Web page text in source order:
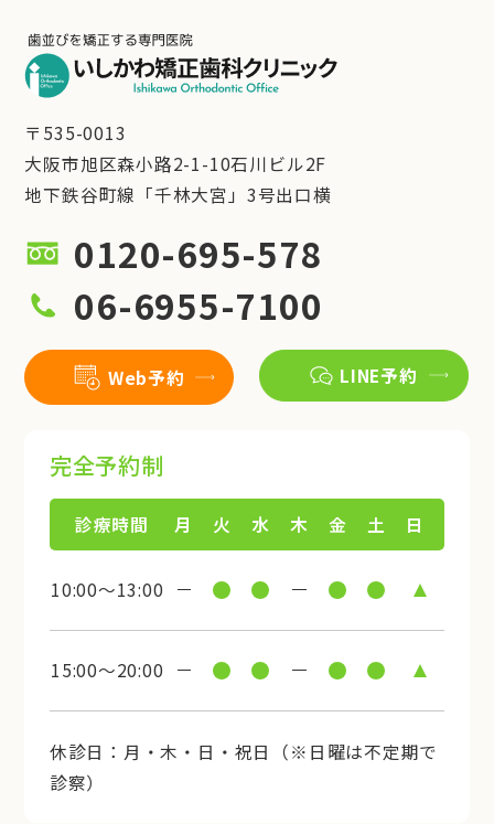
〒535-0013
大阪市旭区森小路2-1-10石川ビル2F
地下鉄谷町線「千林大宮」3号出口横
0120-695-578
06-6955-7100
Web予約 LINE予約
完全予約制
診療時間 月 火 水 木 金 土 日
10:00～13:00
15:00～20:00
休診日：月・木・日・祝日（※日曜は不定期で
診察）